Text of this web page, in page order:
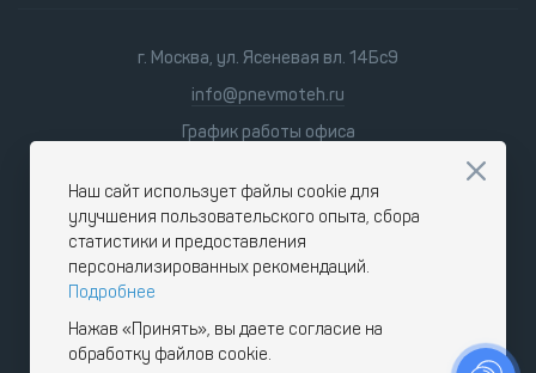
г. Москва, ул. Ясеневая вл. 14Бс9
info@pnevmoteh.ru
График работы офиса
9:00 - 18:00
Наш сайт использует файлы cookie для
улучшения пользовательского опыта, сбора
статистики и предоставления
персонализированных рекомендаций.
Подробнее
Нажав «Принять», вы даете согласие на
обработку файлов cookie.